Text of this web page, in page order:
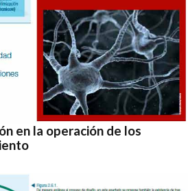
en la operación de los